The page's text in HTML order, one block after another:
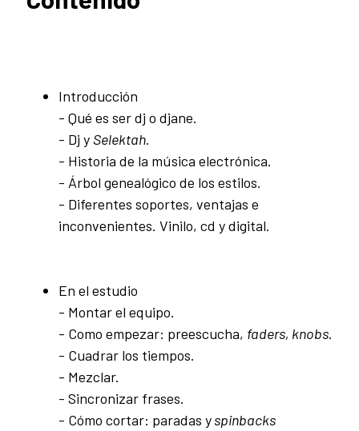
Introducción
- Qué es ser dj o djane.
- Dj y Selektah.
- Historia de la música electrónica.
- Árbol genealógico de los estilos.
- Diferentes soportes, ventajas e
inconvenientes. Vinilo, cd y digital.
En el estudio
- Montar el equipo.
- Como empezar: preescucha, faders, knobs.
- Cuadrar los tiempos.
- Mezclar.
- Sincronizar frases.
- Cómo cortar: paradas yspinbacks